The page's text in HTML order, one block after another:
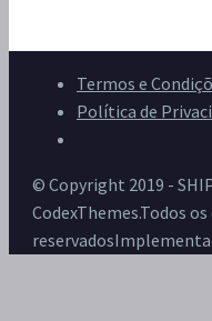
Termos e
Política de
© Copyright 2019 -
CodexThemes.Todos